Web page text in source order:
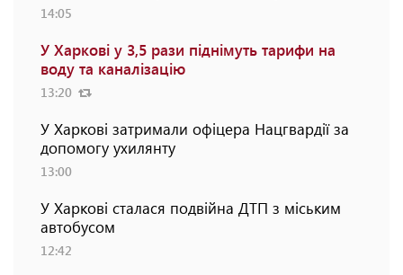
14:05
У Харкові у 3,5 рази піднімуть тарифи на
воду та каналізацію
13:20
У Харкові затримали офіцера Нацгвардії за
допомогу ухилянту
13:00
У Харкові сталася подвійна ДТП з міським
автобусом
12:42